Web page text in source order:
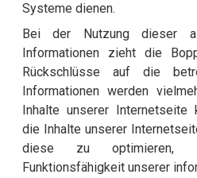
Systeme dienen.
Bei der Nutzung dieser
Informationen zieht die
Rückschlüsse auf die
Informationen werden
Inhalte unserer Internetseite
die Inhalte unserer
diese zu optimieren,
Funktionsfähigkeit unserer